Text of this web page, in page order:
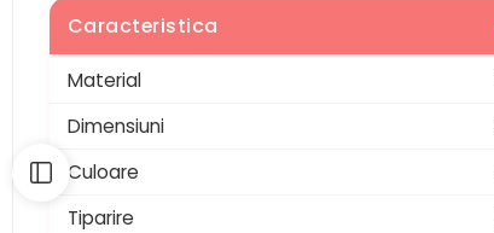
Caracteristica
Material
Dimensiuni
Culoare
Tiparire